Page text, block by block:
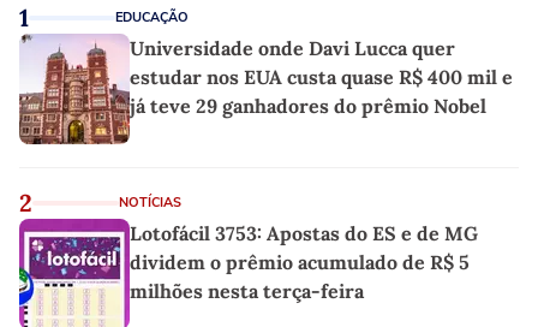
1 EDUCAÇÃO
Universidade onde Davi Lucca quer
estudar nos EUA custa quase R$ 400 mil e
já teve 29 ganhadores do prêmio Nobel
2 NOTÍCIAS
Lotofácil 3753: Apostas do ES e de MG
dividem o prêmio acumulado de R$ 5
milhões nesta terça-feira